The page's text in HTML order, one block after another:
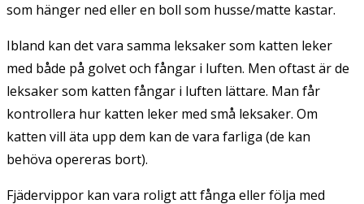
som hänger ned eller en boll som husse/matte kastar.
Ibland kan det vara samma leksaker som katten leker
med både på golvet och fångar i luften. Men oftast är de
leksaker som katten fångar i luften lättare. Man får
kontrollera hur katten leker med små leksaker. Om
katten vill äta upp dem kan de vara farliga (de kan
behöva opereras bort).
Fjädervippor kan vara roligt att fånga eller följa med